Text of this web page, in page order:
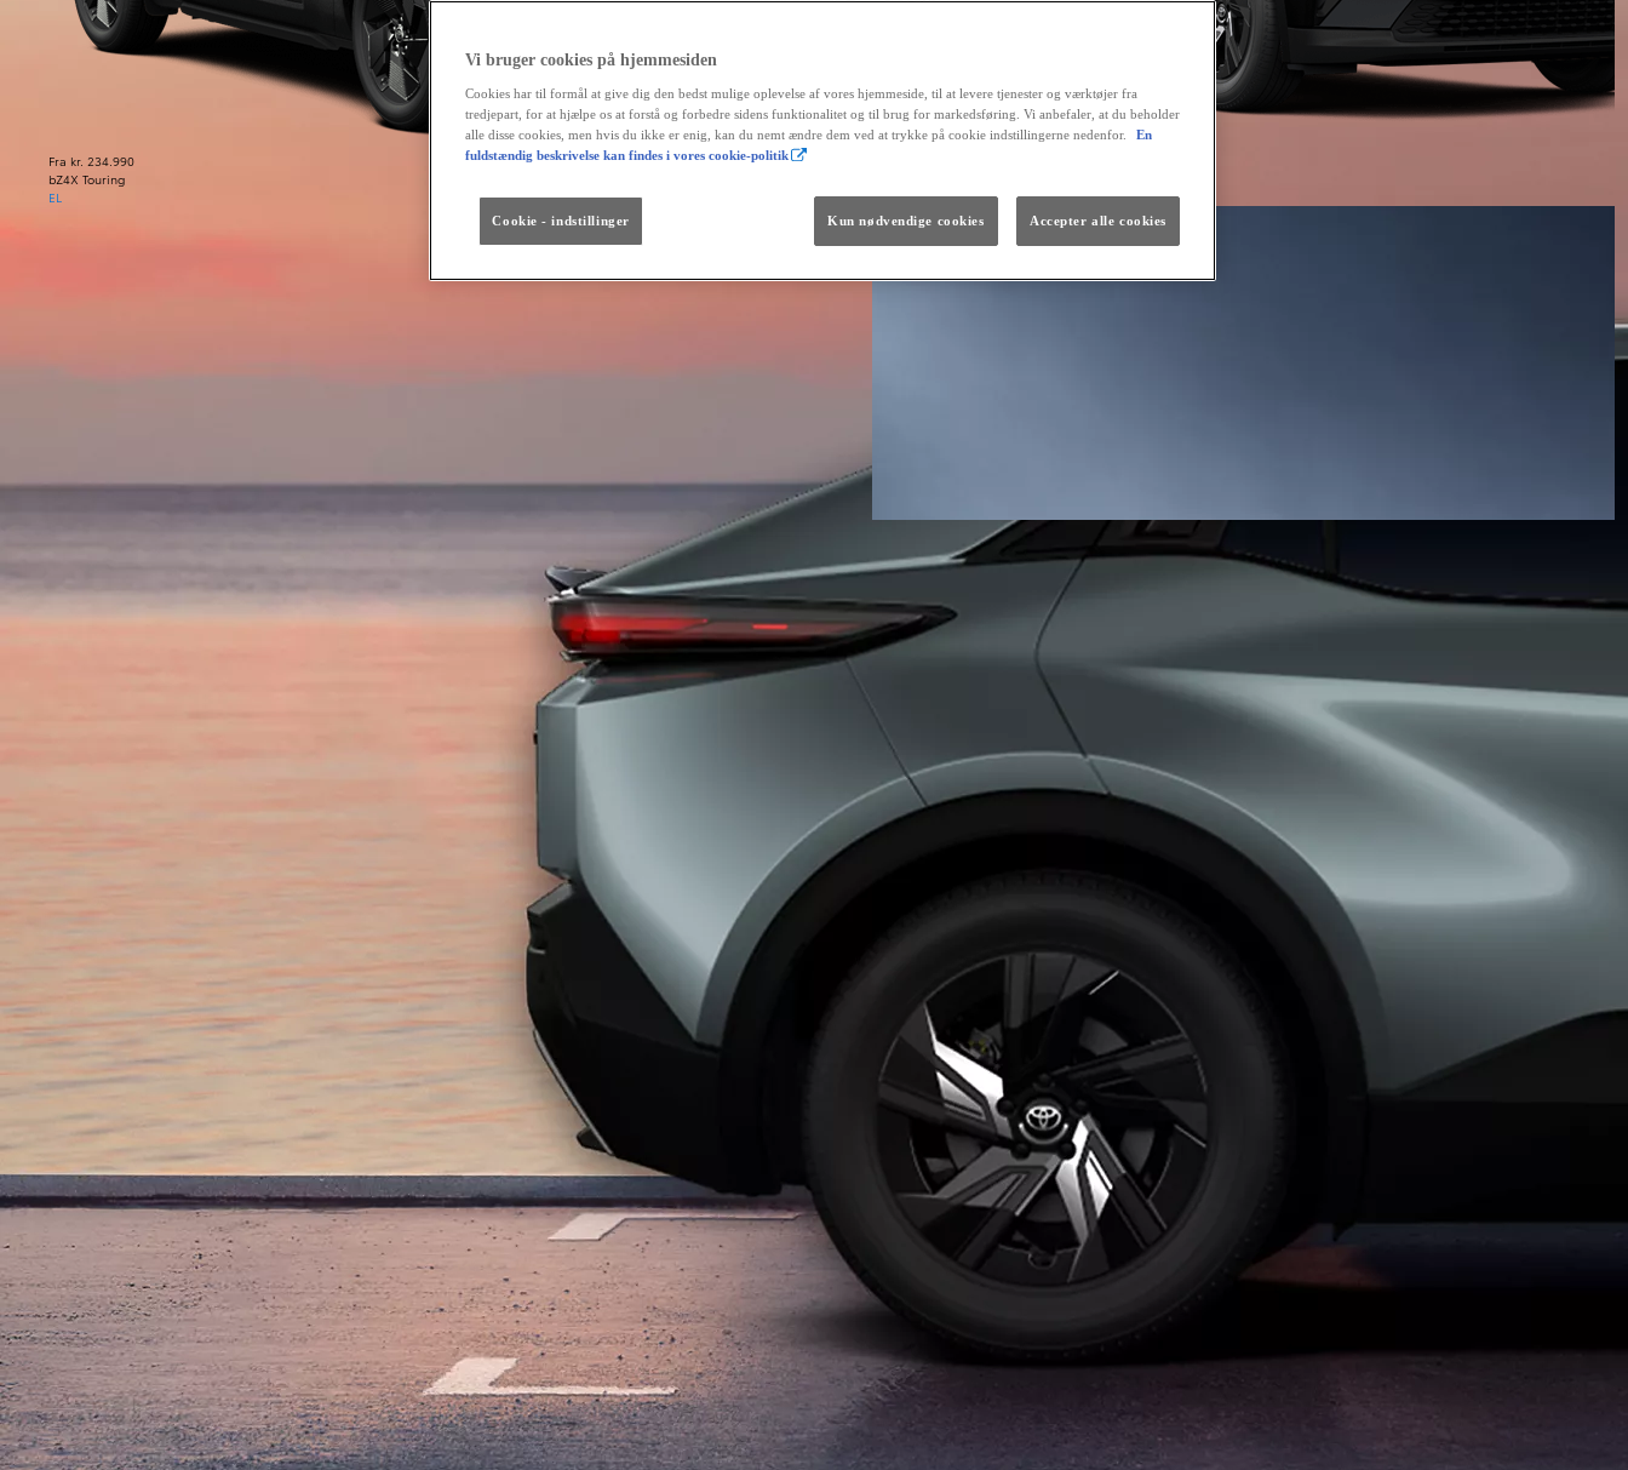
Fra kr. 234.990
bZ4X Touring
EL
The soul lives on.
Vi bruger cookies på hjemmesiden
Cookies har til formål at give dig den bedst mulige oplevelse af vores hjemmeside, til at levere tjenester og værktøjer fra
tredjepart, for at hjælpe os at forstå og forbedre sidens funktionalitet og til brug for markedsføring. Vi anbefaler, at du beholder
alle disse cookies, men hvis du ikke er enig, kan du nemt ændre dem ved at trykke på cookie indstillingerne nedenfor.
En
fuldstændig beskrivelse kan findes i vores cookie-politik
Cookie - indstillinger Kun nødvendige cookies Accepter alle cookies